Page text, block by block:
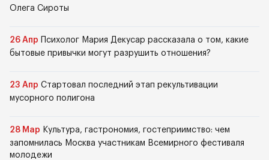
Олега Сироты
26 Апр
Психолог Мария Декусар рассказала о том, какие
бытовые привычки могут разрушить отношения?
23 Апр Стартовал последний этап рекультивации
мусорного полигона
28 Мар Культура, гастрономия, гостеприимство: чем
запомнилась Москва участникам Всемирного фестиваля
молодежи